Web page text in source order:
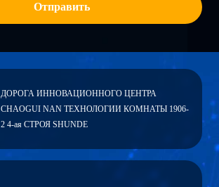
Отправить
ДОРОГА ИННОВАЦИОННОГО ЦЕНТРА
CHAOGUI NAN ТЕХНОЛОГИИ КОМНАТЫ 1906-
2 4-ая СТРОЯ SHUNDE